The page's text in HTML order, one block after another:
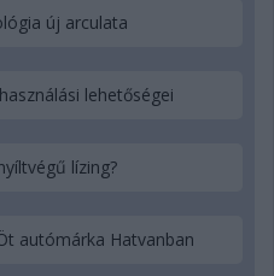
új arculata
lehetőségei
lízing?
autómárka Hatvanban